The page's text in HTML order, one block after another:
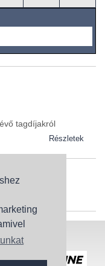
tagdíjakról
Részletek